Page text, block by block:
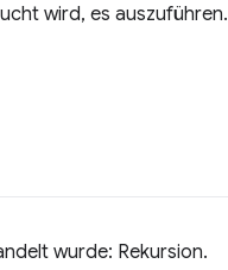
wird, es auszuführen.
wurde: Rekursion.